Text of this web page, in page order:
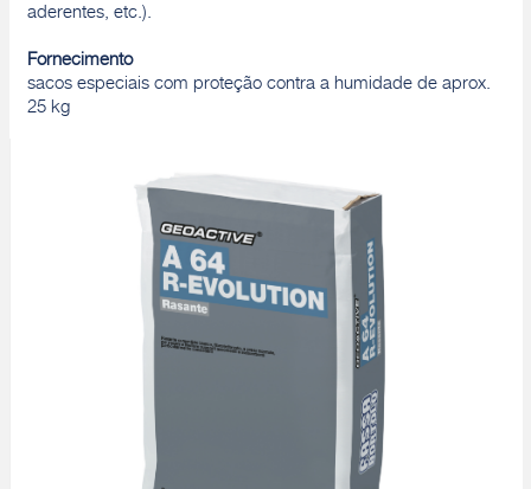
aderentes, etc.).
Fornecimento
sacos especiais com proteção contra a humidade de aprox.
25 kg